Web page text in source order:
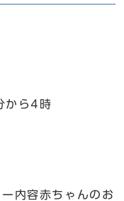
から4時
内容赤ちゃんのお